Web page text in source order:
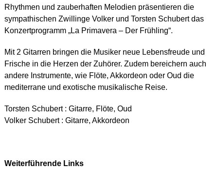
Rhythmen und zauberhaften Melodien präsentieren die
sympathischen Zwillinge Volker und Torsten Schubert das
Konzertprogramm „La Primavera – Der Frühling“.
Mit 2 Gitarren bringen die Musiker neue Lebensfreude und
Frische in die Herzen der Zuhörer. Zudem bereichern auch
andere Instrumente, wie Flöte, Akkordeon oder Oud die
mediterrane und exotische musikalische Reise.
Torsten Schubert : Gitarre, Flöte, Oud
Volker Schubert : Gitarre, Akkordeon
Weiterführende Links